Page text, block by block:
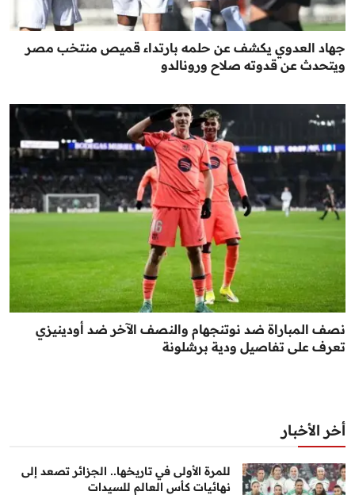
جهاد العدوي يكشف عن حلمه بارتداء قميص منتخب مصر
ويتحدث عن قدوته صلاح ورونالدو
نصف المباراة ضد نوتنجهام والنصف الآخر ضد أودينيزي
تعرف على تفاصيل ودية برشلونة
أخر الأخبار
للمرة الأولى في تاريخها.. الجزائر تصعد إلى
نهائيات كأس العالم للسيدات